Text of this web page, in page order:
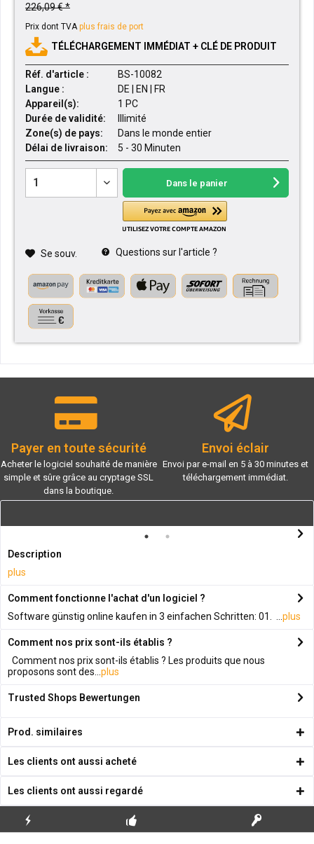
226,09 € *
Prix dont TVAplus frais de port
TÉLÉCHARGEMENT IMMÉDIAT + CLÉ DE PRODUIT
Réf. d'article :
BS-10082
Langue :
DE | EN | FR
Appareil(s):
1 PC
Durée de validité:
Illimité
Zone(s) de pays:
Dans le monde entier
Délai de livraison:
5 - 30 Minuten
Dans le panier
Se souv. Questions sur l'article ?
Payer en toute sécurité
Acheter le logiciel souhaité de manière
simple et sûre grâce au cryptage SSL
dans la boutique.
Envoi éclair
Envoi par e-mail en 5 à 30 minutes et
téléchargement immédiat.
Description
plus
Comment fonctionne l'achat d'un logiciel ?
Software günstig online kaufen in 3 einfachen Schritten: 01. ... plus
Comment nos prix sont-ils établis ?
Comment nos prix sont-ils établis ? Les produits que nous
proposons sont des... plus
Trusted Shops Bewertungen
Prod. similaires
Les clients ont aussi acheté
Les clients ont aussi regardé